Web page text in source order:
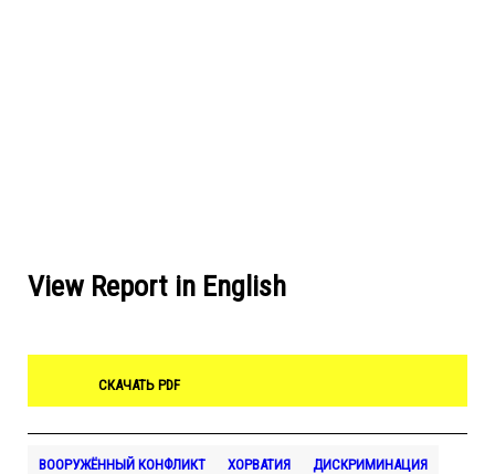
View Report in English
СКАЧАТЬ PDF
ВООРУЖЁННЫЙ КОНФЛИКТ ХОРВАТИЯ ДИСКРИМИНАЦИЯ